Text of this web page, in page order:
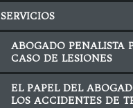
SERVICIOS
ABOGADO PENALISTA
CASO DE LESIONES
EL PAPEL DEL
LOS ACCIDENTES DE